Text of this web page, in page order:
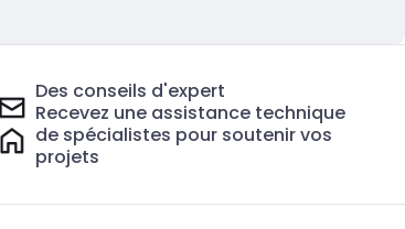
Des conseils d'expert
Recevez une assistance technique
de spécialistes pour soutenir vos
projets